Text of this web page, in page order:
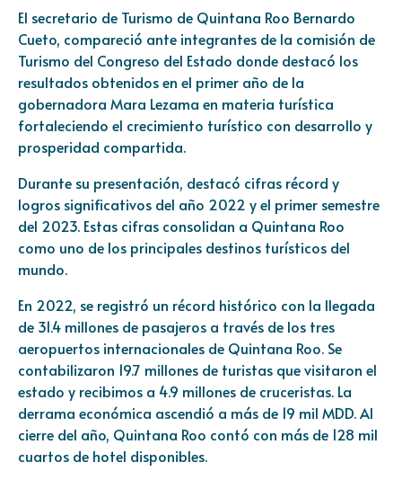
El secretario de Turismo de Quintana Roo Bernardo
Cueto, compareció ante integrantes de la comisión de
Turismo del Congreso del Estado donde destacó los
resultados obtenidos en el primer año de la
gobernadora Mara Lezama en materia turística
fortaleciendo el crecimiento turístico con desarrollo y
prosperidad compartida.
Durante su presentación, destacó cifras récord y
logros significativos del año 2022 y el primer semestre
del 2023. Estas cifras consolidan a Quintana Roo
como uno de los principales destinos turísticos del
mundo.
En 2022, se registró un récord histórico con la llegada
de 31.4 millones de pasajeros a través de los tres
aeropuertos internacionales de Quintana Roo. Se
contabilizaron 19.7 millones de turistas que visitaron el
estado y recibimos a 4.9 millones de cruceristas. La
derrama económica ascendió a más de 19 mil MDD. Al
cierre del año, Quintana Roo contó con más de 128 mil
cuartos de hotel disponibles.